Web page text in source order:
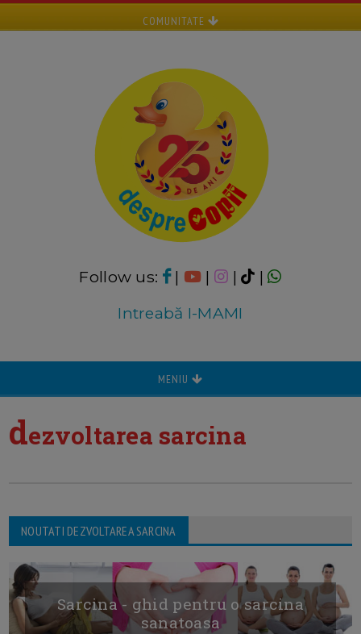
COMUNITATE
Follow us: | | |
|
Intreabă I-MAMI
MENIU
dezvoltarea sarcina
NOUTATI DEZVOLTAREA SARCINA
Sarcina - ghid pentru o sarcina
sanatoasa